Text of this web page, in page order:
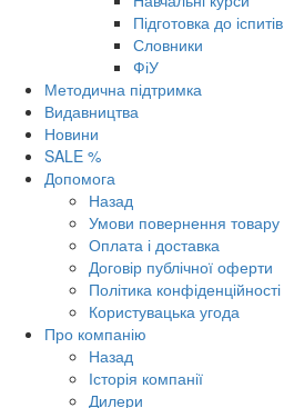
Підготовка до іспитів
Словники
ФіУ
Методична підтримка
Видавництва
Новини
SALE %
Допомога
Назад
Умови повернення товару
Оплата і доставка
Договір публічної оферти
Політика конфіденційності
Користувацька угода
Про компанію
Назад
Історія компанії
Дилери